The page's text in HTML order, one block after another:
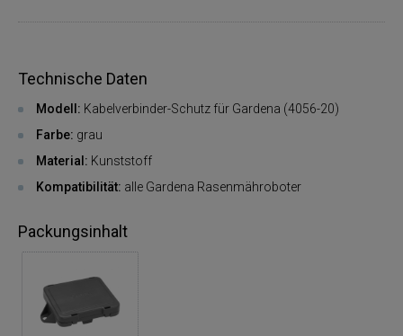
Technische Daten
Modell: Kabelverbinder-Schutz für Gardena (4056-20)
Farbe: grau
Material: Kunststoff
Kompatibilität: alle Gardena Rasenmähroboter
Packungsinhalt